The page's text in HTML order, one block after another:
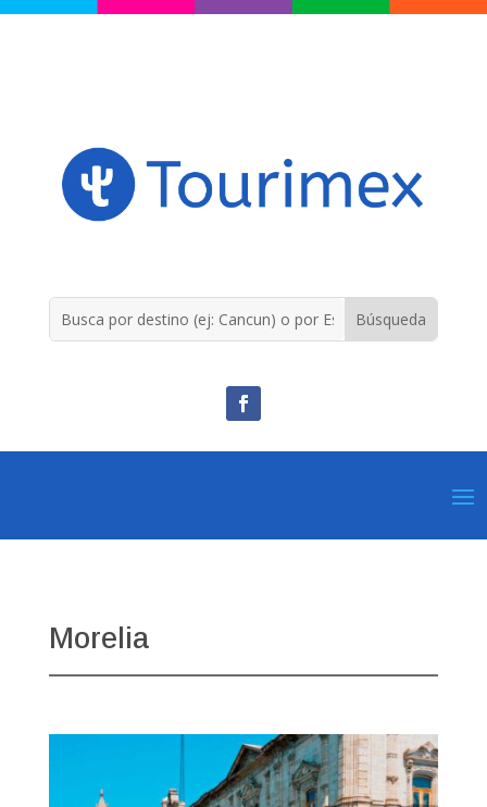
Morelia